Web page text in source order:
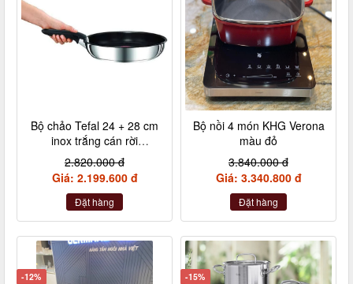
Bộ chảo Tefal 24 + 28 cm
inox trắng cán rời
L9409202
2.820.000 đ
Giá: 2.199.600 đ
Đặt hàng
Bộ nồi 4 món KHG Verona
màu đỏ
3.840.000 đ
Giá: 3.340.800 đ
Đặt hàng
-12% -15%